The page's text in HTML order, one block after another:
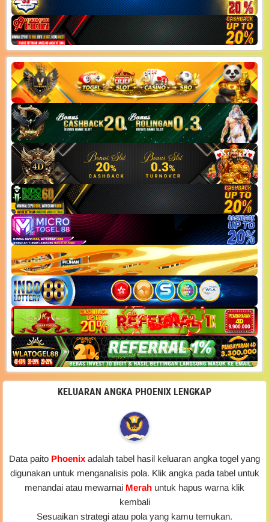
KELUARAN ANGKA PHOENIX LENGKAP
Data paito Phoenix adalah tabel hasil keluaran angka togel yang
digunakan untuk menganalisis pola. Klik angka pada tabel untuk
menandai atau mewarnai Merah untuk hapus warna klik
kembali
Sesuaikan strategi atau pola yang kamu temukan.